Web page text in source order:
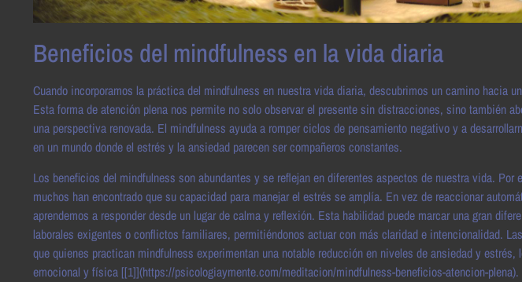
Beneficios del mindfulness en la vida diaria
Cuando incorporamos la práctica del mindfulness en nuestra vida diaria, descubrimos un camino hacia
Esta forma de atención plena nos permite no solo observar el presente sin distracciones, sino también
una perspectiva renovada. El mindfulness ayuda a romper ciclos de pensamiento negativo y a
en un mundo donde el estrés y la ansiedad parecen ser compañeros constantes.
Los beneficios del mindfulness son abundantes y se reflejan en diferentes aspectos de nuestra vida. Por
muchos han encontrado que su capacidad para manejar el estrés se amplía. En vez de reaccionar
aprendemos a responder desde un lugar de calma y reflexión. Esta habilidad puede marcar una gran
laborales exigentes o conflictos familiares, permitiéndonos actuar con más claridad e intencionalidad.
que quienes practican mindfulness experimentan una notable reducción en niveles de ansiedad y estrés,
emocional y física [[1]](https://psicologiaymente.com/meditacion/mindfulness-beneficios-atencion-plena).